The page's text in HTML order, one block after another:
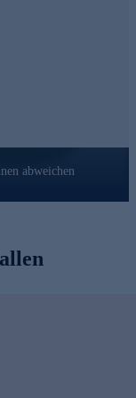
Öl gleich
abweichen